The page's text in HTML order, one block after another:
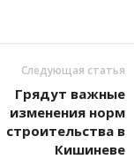
Следующая статья
Грядут важные
изменения норм
строительства в
Кишиневе